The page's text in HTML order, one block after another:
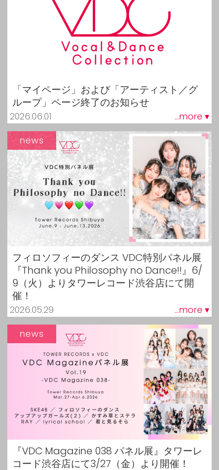
「マイページ」および「アーティスト／グ
ループ」ページ終了のお知らせ
2026.06.01 ...more ▾
フィロソフィーのダンス VDC特別パネル展
『Thank you Philosophy no Dance!!』6/
9（火）よりタワーレコード渋谷店にて開
催！
2026.05.29 ...more ▾
news
『VDC Magazine 038 パネル展』タワーレ
コード渋谷店にて3/27（金）より開催！
news